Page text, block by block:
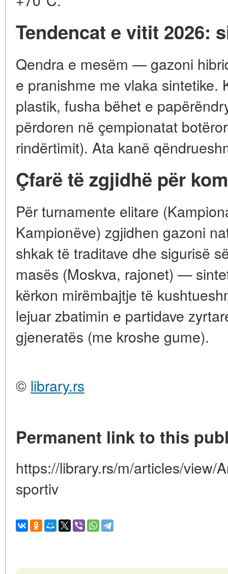
Tendencat e vitit 2026:
Qendra e mesëm — gazoni
e pranishme me vlaka sintetike.
plastik, fusha bëhet e
përdoren në çempionatat
rindërtimit). Ata kanë
Çfarë të zgjidhë për
Për turnamente elitare
Kampionëve) zgjidhen gazoni
shkak të traditave dhe sigurisë
masës (Moskva, rajonet) —
kërkon mirëmbajtje të
lejuar zbatimin e partidave
gjeneratës (me kroshe gume).
© library.rs
Permanent link to this
https://library.rs/m/articles/view/
sportiv